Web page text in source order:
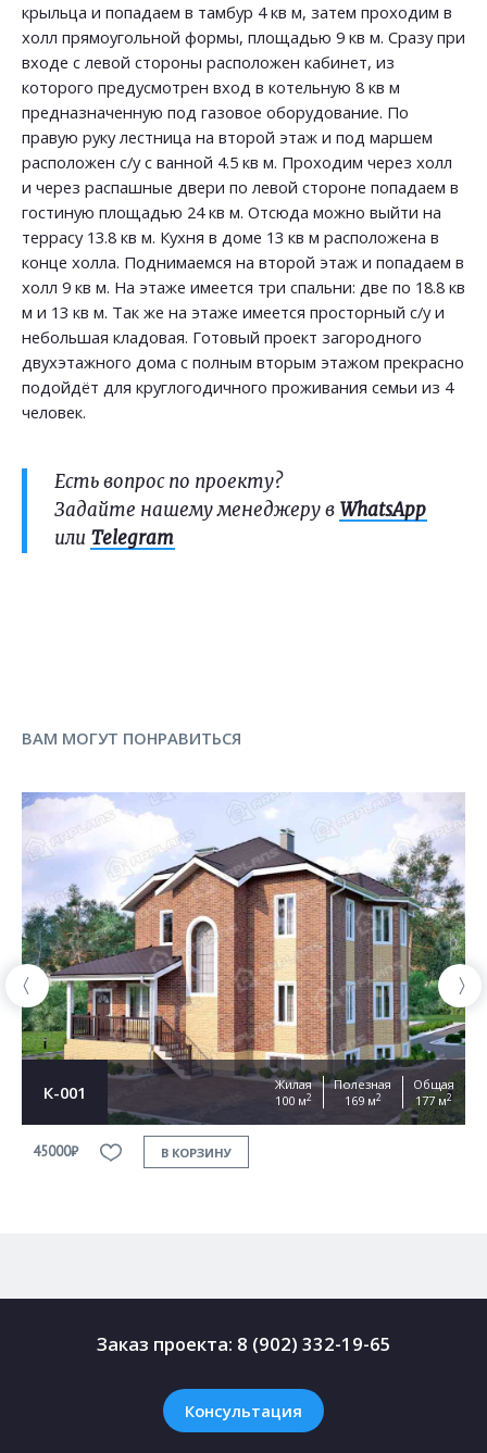
крыльца и попадаем в тамбур 4 кв м, затем проходим в
холл прямоугольной формы, площадью 9 кв м. Сразу при
входе с левой стороны расположен кабинет, из
которого предусмотрен вход в котельную 8 кв м
предназначенную под газовое оборудование. По
правую руку лестница на второй этаж и под маршем
расположен с/у с ванной 4.5 кв м. Проходим через холл
и через распашные двери по левой стороне попадаем в
гостиную площадью 24 кв м. Отсюда можно выйти на
террасу 13.8 кв м. Кухня в доме 13 кв м расположена в
конце холла. Поднимаемся на второй этаж и попадаем в
холл 9 кв м. На этаже имеется три спальни: две по 18.8 кв
м и 13 кв м. Так же на этаже имеется просторный с/у и
небольшая кладовая. Готовый проект загородного
двухэтажного дома с полным вторым этажом прекрасно
подойдёт для круглогодичного проживания семьи из 4
человек.
Есть вопрос по проекту?
Задайте нашему менеджеру в WhatsApp
или Telegram
ВАМ МОГУТ ПОНРАВИТЬСЯ
К-001
Жилая
100 м2
Полезная
169 м2
Общая
177 м2
45000₽ В КОРЗИНУ
Заказ проекта: 8 (902) 332-19-65
Консультация